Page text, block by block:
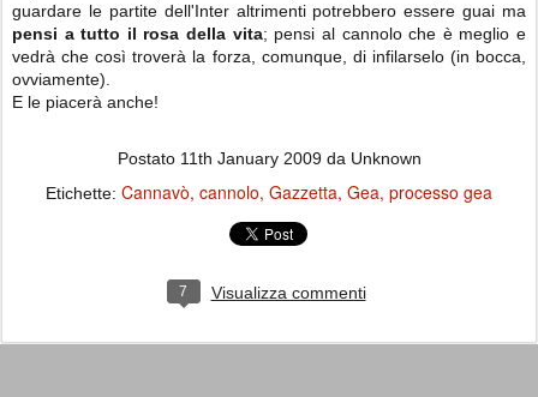
guardare le partite dell'Inter altrimenti potrebbero essere guai ma
pensi a tutto il rosa della vita; pensi al cannolo che è meglio e
vedrà che così troverà la forza, comunque, di infilarselo (in bocca,
ovviamente).
E le piacerà anche!
Postato 11th January 2009da Unknown
Etichette: Cannavò cannolo Gazzetta Gea processo gea
7 Visualizza commenti